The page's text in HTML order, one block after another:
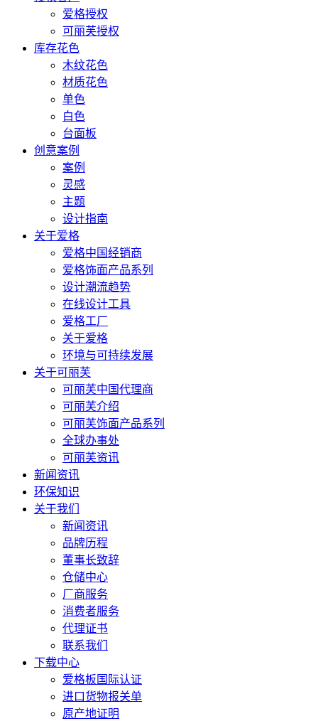
爱格授权
可丽芙授权
库存花色
木纹花色
材质花色
单色
白色
台面板
创意案例
案例
灵感
主题
设计指南
关于爱格
爱格中国经销商
爱格饰面产品系列
设计潮流趋势
在线设计工具
爱格工厂
关于爱格
环境与可持续发展
关于可丽芙
可丽芙中国代理商
可丽芙介绍
可丽芙饰面产品系列
全球办事处
可丽芙资讯
新闻资讯
环保知识
关于我们
新闻资讯
品牌历程
董事长致辞
仓储中心
厂商服务
消费者服务
代理证书
联系我们
下载中心
爱格板国际认证
进口货物报关单
原产地证明